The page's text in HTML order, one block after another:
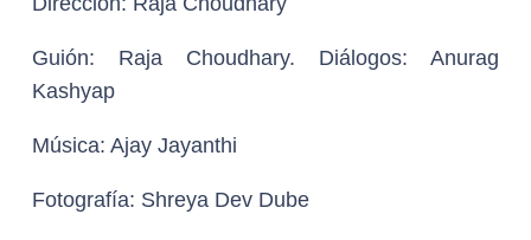
Guión: Raja Choudhary. Diálogos: Anurag
Kashyap
Música: Ajay Jayanthi
Fotografía: Shreya Dev Dube